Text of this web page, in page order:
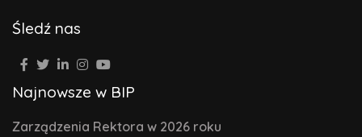
Śledź nas
Najnowsze w BIP
Zarządzenia Rektora w 2026 roku